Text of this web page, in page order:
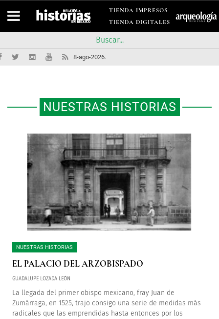
TIENDA IMPRESOS
TIENDA DIGITALES
8-ago-2026.
NUESTRAS HISTORIAS
NUESTRAS HISTORIAS
EL PALACIO DEL ARZOBISPADO
GUADALUPE LOZADA LEÓN
La llegada del primer obispo mexicano, fray Juan de
Zumárraga, en 1525, trajo consigo una serie de medidas más
radicales que las emprendidas hasta entonces por los